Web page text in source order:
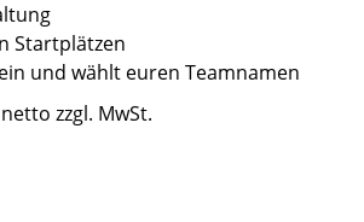
Startplätzen
und wählt euren Teamnamen
zzgl. MwSt.